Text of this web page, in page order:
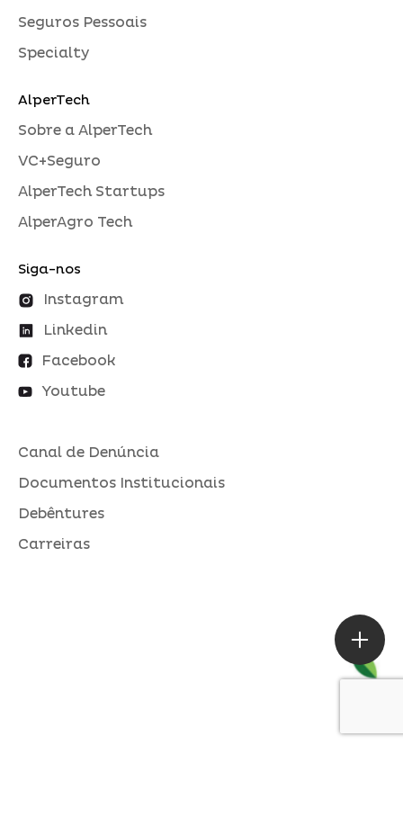
Seguros Pessoais
Specialty
AlperTech
Sobre a AlperTech
VC+Seguro
AlperTech Startups
AlperAgro Tech
Siga-nos
Instagram
Linkedin
Facebook
Youtube
Canal de Denúncia
Documentos Institucionais
Debêntures
Carreiras